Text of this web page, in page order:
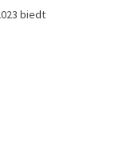
biedt